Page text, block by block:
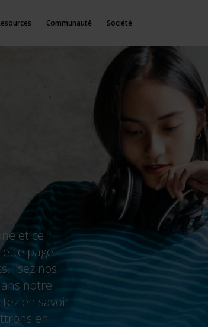
Communauté Société
et ce
page
lisez nos
notre
en savoir
en